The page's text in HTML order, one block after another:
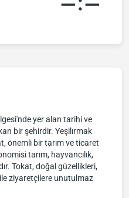
yer alan tarihi ve
bir şehirdir. Yeşilırmak
önemli bir tarım ve ticaret
tarım, hayvancılık,
Tokat, doğal güzellikleri,
ziyaretçilere unutulmaz